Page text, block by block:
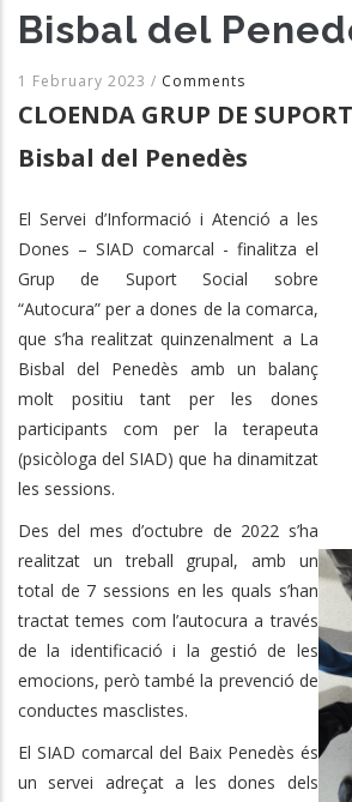
Bisbal del
1 February 2023 / Comments
CLOENDA GRUP DE
Bisbal del Penedès
El Servei d’Informació i Atenció a les
Dones – SIAD comarcal - finalitza el
Grup de Suport Social sobre
“Autocura” per a dones de la comarca,
que s’ha realitzat quinzenalment a La
Bisbal del Penedès amb un balanç
molt positiu tant per les dones
participants com per la terapeuta
(psicòloga del SIAD) que ha dinamitzat
les sessions.
Des del mes d’octubre de 2022 s’ha
realitzat un treball grupal, amb un
total de 7 sessions en les quals s’han
tractat temes com l’autocura a través
de la identificació i la gestió de les
emocions, però també la prevenció de
conductes masclistes.
El SIAD comarcal del Baix Penedès és
un servei adreçat a les dones dels